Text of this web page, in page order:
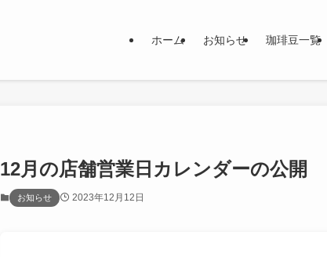
ホーム お知らせ 珈琲豆一覧
12月の店舗営業日カレンダーの公開
お知らせ 2023年12月12日